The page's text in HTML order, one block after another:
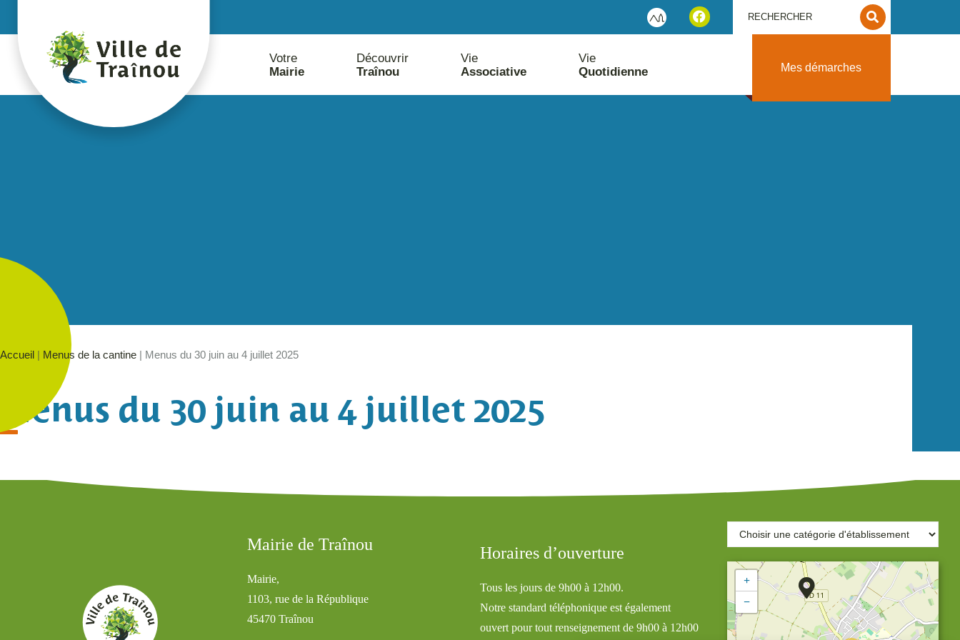
Votre
Mairie
Découvrir
Traînou
Vie
Associative
Vie
Quotidienne
Mes démarches
Accueil | Menus de la cantine | Menus du 30 juin au 4 juillet 2025
Menus du 30 juin au 4 juillet 2025
Mairie de Traînou
Mairie,
1103, rue de la République
45470 Traînou
Horaires d’ouverture
Tous les jours de 9h00 à 12h00.
Notre standard téléphonique est également
ouvert pour tout renseignement de 9h00 à 12h00
+
−